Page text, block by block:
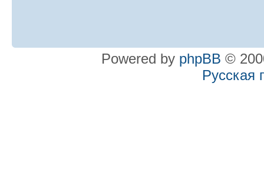
Powered by phpBB ©
Русская